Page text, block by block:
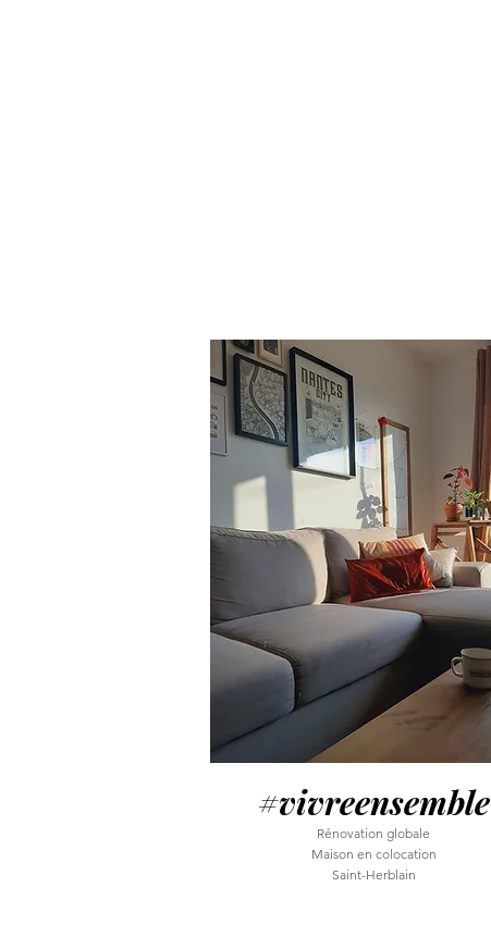
#vivreensemble
Rénovation globale
Maison en colocation
Saint-Herblain